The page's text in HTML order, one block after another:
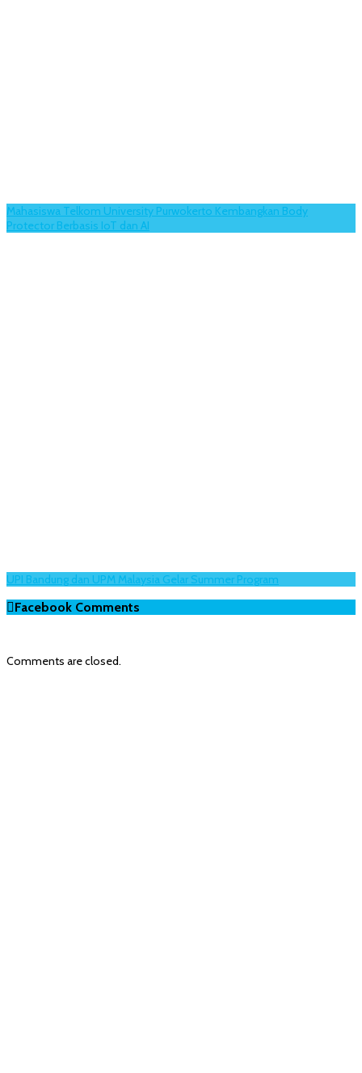
Mahasiswa Telkom University Purwokerto Kembangkan Body
Protector Berbasis IoT dan AI
UPI Bandung dan UPM Malaysia Gelar Summer Program
Facebook Comments
Comments are closed.